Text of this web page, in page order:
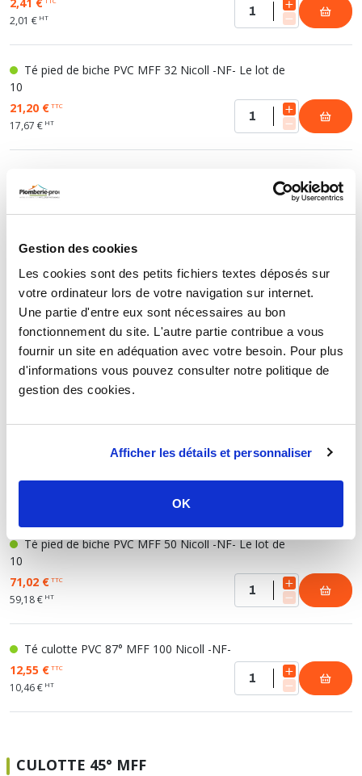
Gestion des cookies
Les cookies sont des petits fichiers textes déposés sur
votre ordinateur lors de votre navigation sur internet.
Une partie d'entre eux sont nécessaires au bon
fonctionnement du site. L'autre partie contribue a vous
fournir un site en adéquation avec votre besoin. Pour plus
d'informations vous pouvez consulter notre politique de
gestion des cookies.
Afficher les détails et personnaliser
OK
2,01 € HT
Té pied de biche PVC MFF 32 Nicoll -NF- Le lot de
10
21,20 €TTC
17,67 € HT
3,05 €TTC
2,54 €
10
26,80 € TTC
22,33 € HT
Té pied de biche PVC MFF 40-32 Nicoll -NF-
3,97 €TTC
Té pied de biche PVC MFF 50 Nicoll -NF-
8,06 €
Té pied de biche PVC MFF 50 Nicoll -NF- Le lot de
10
71,02 €TTC
59,18 € HT
Té culotte PVC 87° MFF 100 Nicoll -NF-
12,55 €TTC
10,46 € HT
CULOTTE 45° MFF